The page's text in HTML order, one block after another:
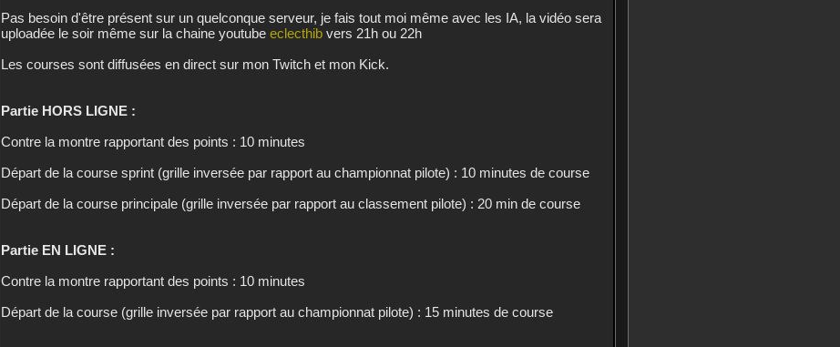
Pas besoin d'être présent sur un quelconque serveur, je fais tout moi même avec les IA, la vidéo sera
uploadée le soir même sur la chaine youtube eclecthib vers 21h ou 22h
Les courses sont diffusées en direct sur mon Twitch et mon Kick.
Partie HORS LIGNE :
Contre la montre rapportant des points : 10 minutes
Départ de la course sprint (grille inversée par rapport au championnat pilote) : 10 minutes de course
Départ de la course principale (grille inversée par rapport au classement pilote) : 20 min de course
Partie EN LIGNE :
Contre la montre rapportant des points : 10 minutes
Départ de la course (grille inversée par rapport au championnat pilote) : 15 minutes de course